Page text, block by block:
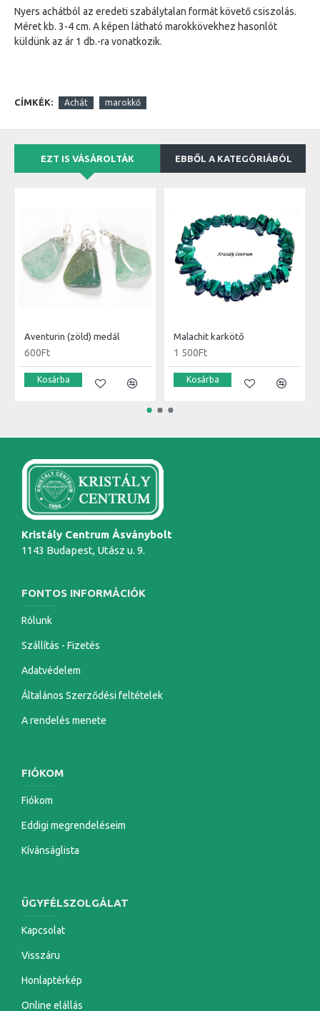
Nyers achátból az eredeti szabálytalan formát követő csiszolás.
Méret kb. 3-4 cm. A képen látható marokkövekhez hasonlót
küldünk az ár 1 db.-ra vonatkozik.
CÍMKÉK: Achát marokkő
EZT IS VÁSÁROLTÁK EBBŐL A KATEGÓRIÁBÓL
Aventurin (zöld) medál
600Ft
Kosárba
Malachit karkötő
1 500Ft
Kosárba
Kristály Centrum Ásványbolt
1143 Budapest, Utász u. 9.
FONTOS INFORMÁCIÓK
Rólunk
Szállítás - Fizetés
Adatvédelem
Általános Szerződési feltételek
A rendelés menete
FIÓKOM
Fiókom
Eddigi megrendeléseim
Kívánságlista
ÜGYFÉLSZOLGÁLAT
Kapcsolat
Visszáru
Honlaptérkép
Online elállás